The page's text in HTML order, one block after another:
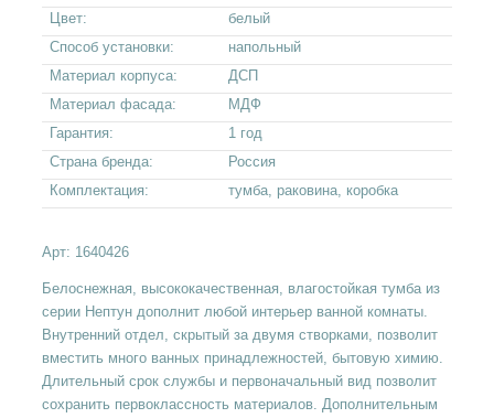
Цвет:
белый
Способ установки:
напольный
Материал корпуса:
ДСП
Материал фасада:
МДФ
Гарантия:
1 год
Страна бренда:
Россия
Комплектация:
тумба, раковина, коробка
Арт: 1640426
Белоснежная, высококачественная, влагостойкая тумба из
серии Нептун дополнит любой интерьер ванной комнаты.
Внутренний отдел, скрытый за двумя створками, позволит
вместить много ванных принадлежностей, бытовую химию.
Длительный срок службы и первоначальный вид позволит
сохранить первоклассность материалов. Дополнительным